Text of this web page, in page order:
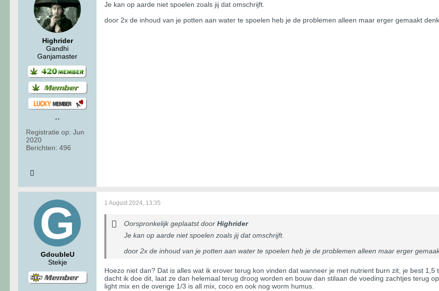
Highrider
Gandhi
Ganjamaster
Registratie op: Jun
2020
Berichten: 496
Je kan op aarde niet spoelen zoals jij dat omschrijft.
door 2x de inhoud van je potten aan water te spoelen heb je de problemen alleen maar erger gemaakt
GdoubleU
Stekje
1 August 2024, 13:35
Oorspronkelijk geplaatst door Highrider
Je kan op aarde niet spoelen zoals jij dat omschrijft.
door 2x de inhoud van je potten aan water te spoelen heb je de problemen alleen maar erger
Hoezo niet dan? Dat is alles wat ik erover terug kon vinden dat wanneer je met nutrient burn zit, je best
dacht ik doe dit, laat ze dan helemaal terug droog worden en bouw dan stilaan de voeding zachtjes terug
light mix en de overige 1/3 is all mix, coco en ook nog worm humus.